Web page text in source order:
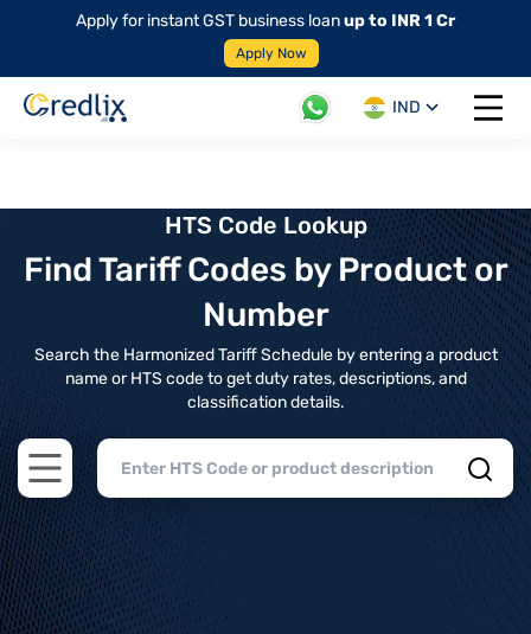
Apply for instant GST business loanup to INR 1 Cr
Apply Now
IND
Open
HTS Code Lookup
Find Tariff Codes by Product or
Number
Search the Harmonized Tariff Schedule by entering a product
name or HTS code to get duty rates, descriptions, and
classification details.
Open main menu